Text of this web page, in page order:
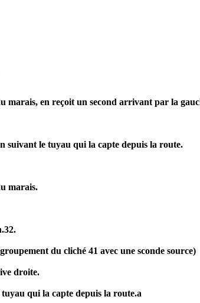
marais, en reçoit un second arrivant par la
suivant le tuyau qui la capte depuis la route.
marais.
du cliché 41 avec une sconde source)
droite.
qui la capte depuis la route.a